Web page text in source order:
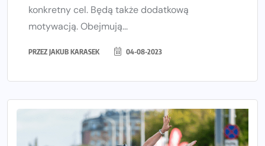
konkretny cel. Będą także dodatkową
motywacją. Obejmują...
PRZEZ JAKUB KARASEK 04-08-2023